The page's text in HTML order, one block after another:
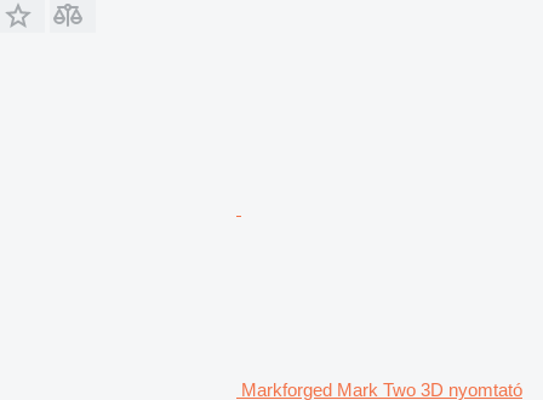
Markforged Mark Two 3D nyomtató